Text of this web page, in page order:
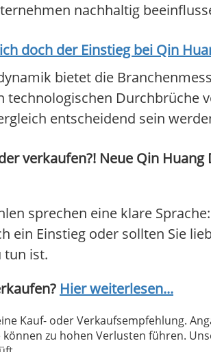
nachhaltig
doch der Einstieg bei Qin
bietet die
technologischen Durchbrüche
entscheidend sein
verkaufen?! Neue Qin Huang
sprechen eine klare
ein Einstieg oder sollten Sie
tun ist.
Hier weiterlesen...
Kauf- oder Verkaufsempfehlung.
zu hohen Verlusten führen.